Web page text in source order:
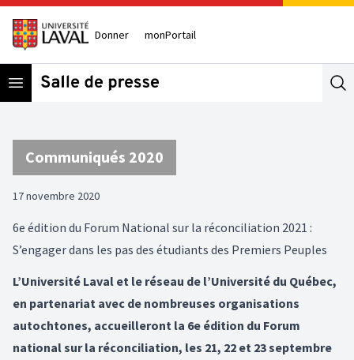
Donner monPortail
Open menu
Communiqués 2020
17 novembre 2020
6e édition du Forum National sur la réconciliation 2021 :
S’engager dans les pas des étudiants des Premiers Peuples
L’Université Laval et le réseau de l’Université du Québec,
en partenariat avec de nombreuses organisations
autochtones, accueilleront la 6e édition du Forum
national sur la réconciliation, les 21, 22 et 23 septembre